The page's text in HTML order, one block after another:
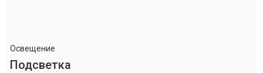
Освещение
Подсветка